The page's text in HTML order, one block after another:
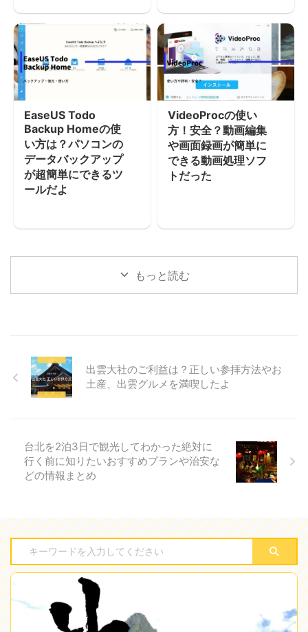
EaseUS Todo
Backup Homeの使
い方は？パソコンの
データバックアップ
が超簡単にできるツ
ールだよ
VideoProcの使い
方！安全？動画編集
や画面録画が簡単に
できる動画処理ソフ
トだった
もっと読む
出雲大社のご利益は？正しい参拝方法やお
土産、出雲グルメを満喫したよ
台北を2泊3日で観光してわかった絶対に
行く前に知りたいおすすめプランや治安な
どの情報まとめ